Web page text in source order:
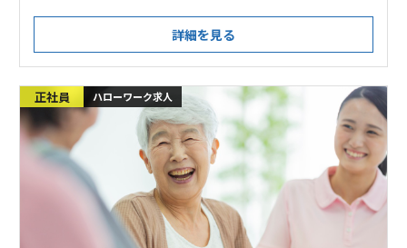
詳細を見る
正社員 ハローワーク求人